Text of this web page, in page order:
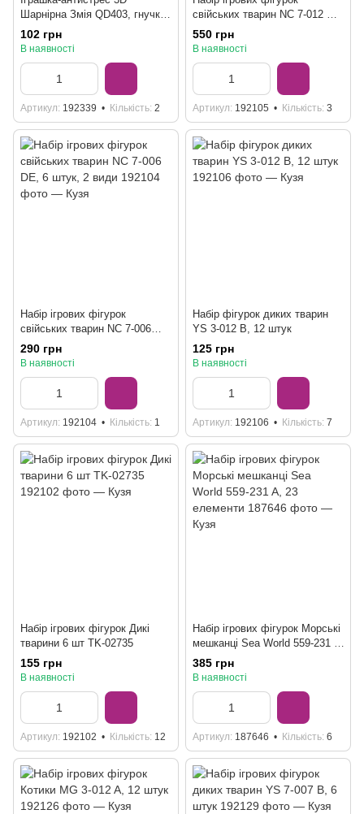
Шарнірна Змія QD403, гнучка
фігурка фіджет, 4 кольори
102 грн
В наявності
Артикул 192339 Кількість 2
свійських тварин NC 7-012 B,
12 штук
550 грн
В наявності
Артикул 192105 Кількість 3
Набір ігрових фігурок
свійських тварин NC 7-006
DE, 6 штук, 2 види
290 грн
В наявності
Артикул 192104 Кількість 1
Набір фігурок диких тварин
YS 3-012 B, 12 штук
125 грн
В наявності
Артикул 192106 Кількість 7
Набір ігрових фігурок Дикі
тварини 6 шт TK-02735
155 грн
В наявності
Артикул 192102 Кількість 12
Набір ігрових фігурок Морські
мешканці Sea World 559-231 A,
23 елементи
385 грн
В наявності
Артикул 187646 Кількість 6